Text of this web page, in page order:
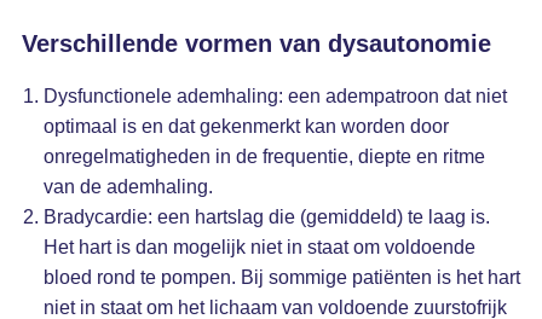
Verschillende vormen van dysautonomie
Dysfunctionele ademhaling: een adempatroon dat niet
optimaal is en dat gekenmerkt kan worden door
onregelmatigheden in de frequentie, diepte en ritme
van de ademhaling.
Bradycardie: een hartslag die (gemiddeld) te laag is.
Het hart is dan mogelijk niet in staat om voldoende
bloed rond te pompen. Bij sommige patiënten is het hart
niet in staat om het lichaam van voldoende zuurstofrijk